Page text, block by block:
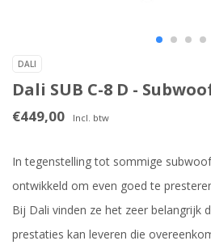
DALI
Dali SUB C-8 D -
€449,00 Incl. btw
In tegenstelling tot sommige
ontwikkeld om even goed te
Bij Dali vinden ze het zeer belangrijk
prestaties kan leveren die